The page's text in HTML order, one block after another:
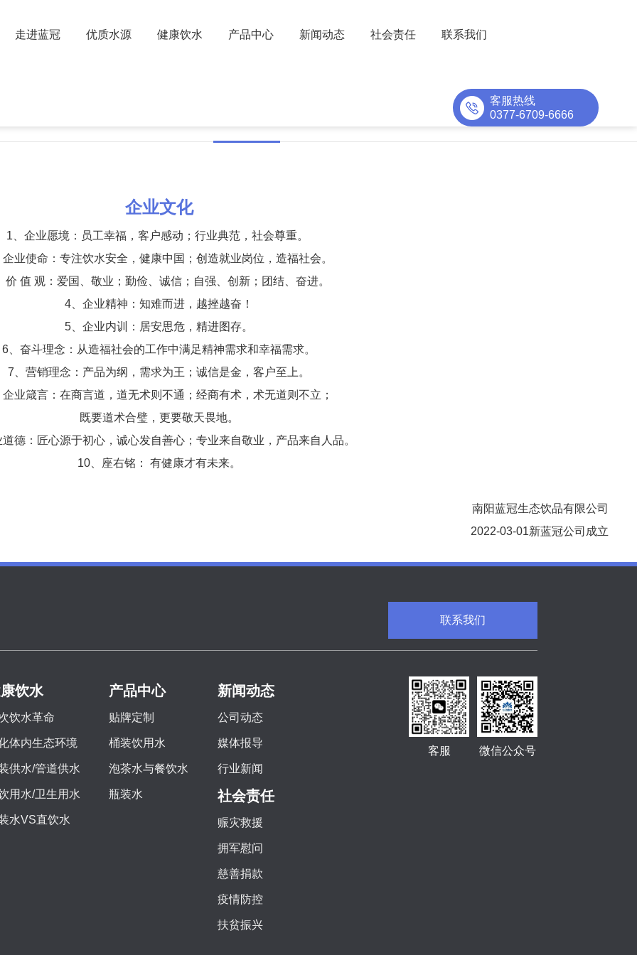
走进蓝冠 优质水源 健康饮水 产品中心 新闻动态 社会责任 联系我们
客服热线
0377-6709-6666
荣誉资质 品牌故事
企业文化
1、企业愿境：员工幸福，客户感动；行业典范，社会尊重。
企业使命：专注饮水安全，健康中国；创造就业岗位，造福社会。
价 值 观：爱国、敬业；勤俭、诚信；自强、创新；团结、奋进。
4、企业精神：知难而进，越挫越奋！
5、企业内训：居安思危，精进图存。
6、奋斗理念：从造福社会的工作中满足精神需求和幸福需求。
7、营销理念：产品为纲，需求为王；诚信是金，客户至上。
企业箴言：在商言道，道无术则不通；经商有术，术无道则不立；
既要道术合璧，更要敬天畏地。
德：匠心源于初心，诚心发自善心；专业来自敬业，产品来自人品。
10、座右铭： 有健康才有未来。
南阳蓝冠生态饮品有限公司
2022-03-01新蓝冠公司成立
联系我们
饮水
饮水革命
体内生态环境
供水/管道供水
用水/卫生用水
水VS直饮水
产品中心
贴牌定制
桶装饮用水
泡茶水与餐饮水
瓶装水
新闻动态
公司动态
媒体报导
行业新闻
社会责任
赈灾救援
拥军慰问
慈善捐款
疫情防控
扶贫振兴
微信公众号
客服